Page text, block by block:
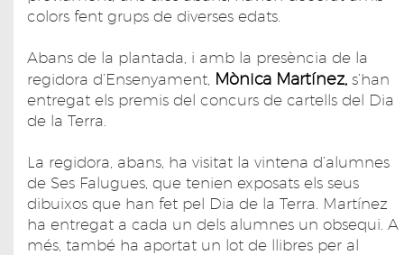
colors fent grups de diverses edats.
Abans de la plantada, i amb la presència de la
regidora d’Ensenyament, Mònica Martínez, s’han
entregat els premis del concurs de cartells del Dia
de la Terra.
La regidora, abans, ha visitat la vintena d’alumnes
de Ses Falugues, que tenien exposats els seus
dibuixos que han fet pel Dia de la Terra. Martínez
ha entregat a cada un dels alumnes un obsequi. A
més, també ha aportat un lot de llibres per al